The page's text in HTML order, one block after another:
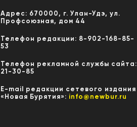
Адрес: 670000, г. Улан-Удэ, ул.
Профсоюзная, дом 44
Телефон редакции: 8-902-168-85-
53
Телефон рекламной службы сайта:
21-30-85
E-mail редакции сетевого издания
«Новая Бурятия»: info@newbur.ru